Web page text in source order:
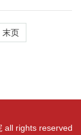
末页
all rights reserved